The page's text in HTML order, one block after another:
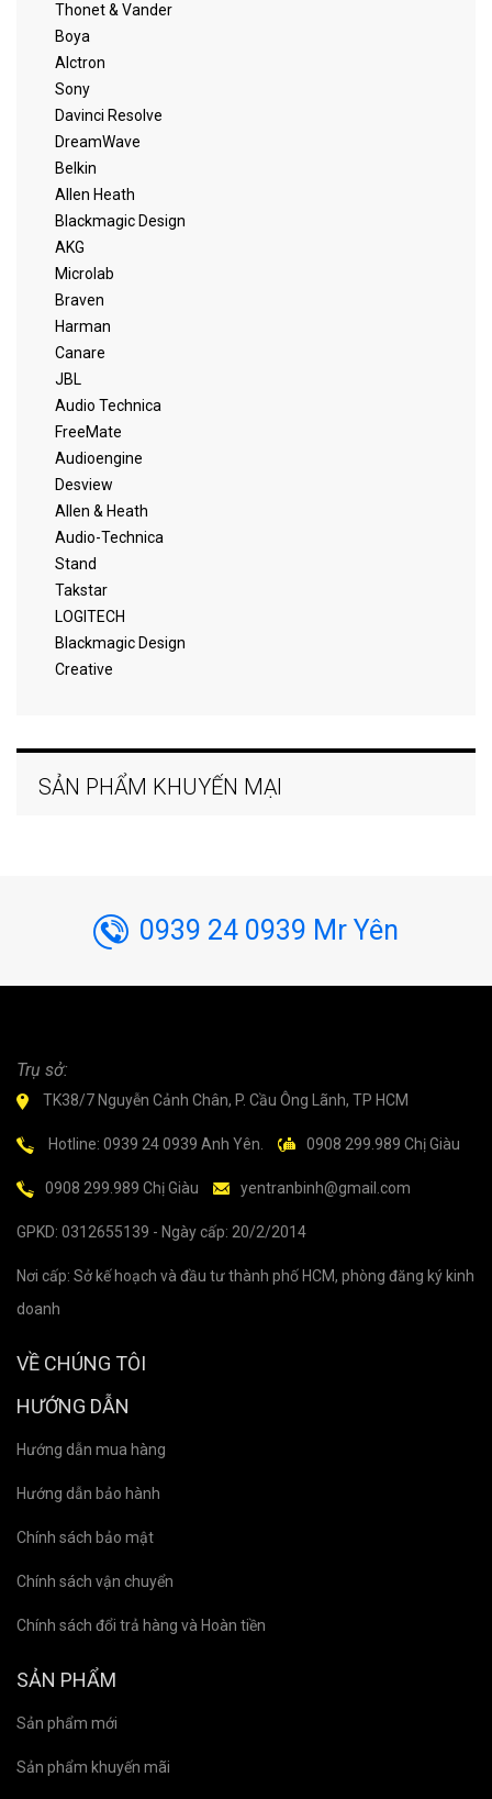
Thonet & Vander
Boya
Alctron
Sony
Davinci Resolve
DreamWave
Belkin
Allen Heath
Blackmagic Design
AKG
Microlab
Braven
Harman
Canare
JBL
Audio Technica
FreeMate
Audioengine
Desview
Allen & Heath
Audio-Technica
Stand
Takstar
LOGITECH
Blackmagic Design
Creative
SẢN PHẨM KHUYẾN MẠI
0939 24 0939 Mr Yên
Trụ sở:
TK38/7 Nguyễn Cảnh Chân, P. Cầu Ông Lãnh, TP HCM
Hotline: 0939 24 0939 Anh Yên. 0908 299.989 Chị Giàu
0908 299.989 Chị Giàu yentranbinh@gmail.com
GPKD: 0312655139 - Ngày cấp: 20/2/2014
Nơi cấp: Sở kế hoạch và đầu tư thành phố HCM, phòng đăng ký kinh
doanh
VỀ CHÚNG TÔI
HƯỚNG DẪN
Hướng dẫn mua hàng
Hướng dẫn bảo hành
Chính sách bảo mật
Chính sách vận chuyển
Chính sách đổi trả hàng và Hoàn tiền
SẢN PHẨM
Sản phẩm mới
Sản phẩm khuyến mãi